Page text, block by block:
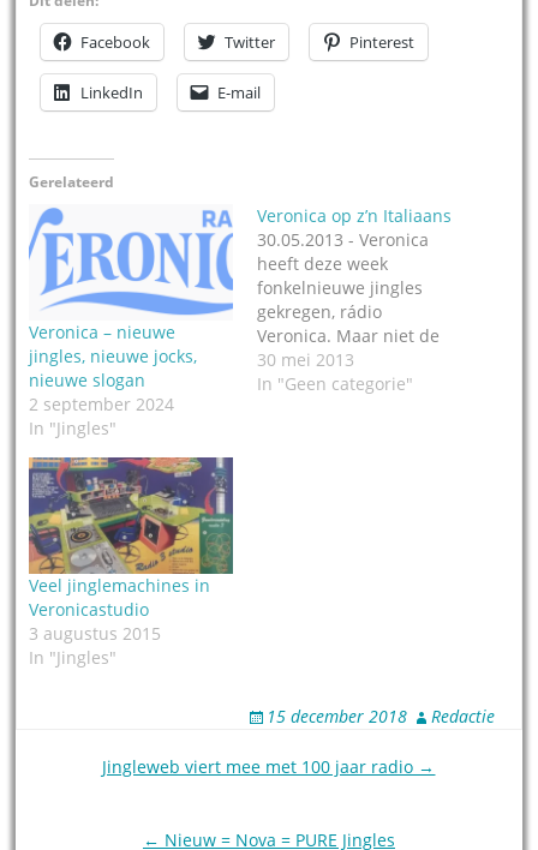
Facebook Twitter Pinterest
LinkedIn E-mail
Gerelateerd
Veronica – nieuwe
jingles, nieuwe jocks,
nieuwe slogan
2 september 2024
In "Jingles"
Veronica op z’n Italiaans
30.05.2013 - Veronica
heeft deze week
fonkelnieuwe jingles
gekregen, rádio
Veronica. Maar niet de
onze, in Nederland, het
gaat over een pakket met
30 mei 2013
In "Geen categorie"
Veel jinglemachines in
Veronicastudio
3 augustus 2015
In "Jingles"
15 december 2018 Redactie
Jingleweb viert mee met 100 jaar radio →
← Nieuw = Nova = PURE Jingles